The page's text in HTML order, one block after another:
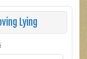
Lying